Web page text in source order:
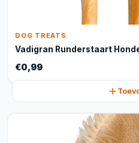
DOG TREATS
Vadigran Runderstaart
€0,99